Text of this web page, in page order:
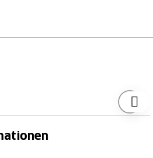
"Verena", Baujahr 1990,